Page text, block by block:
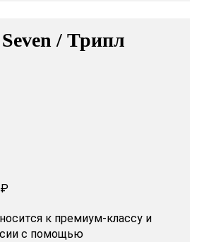
/ Трипл
к премиум-классу и
с помощью